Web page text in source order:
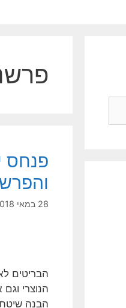
פנחס
28 במאי 2018
הבריטים
הנוצרי